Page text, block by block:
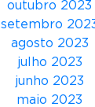
outubro 2023
setembro
agosto 2023
julho 2023
junho 2023
maio 2023